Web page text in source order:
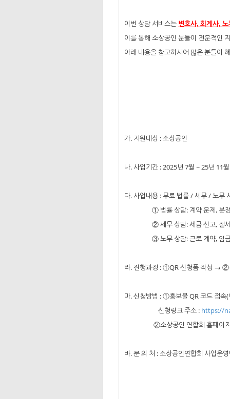
이번 상담 서비스는 변호사, 회계사,
이를 통해 소상공인 분들이 전문적인
아래 내용을 참고하시어 많은 분들이
가. 지원대상 : 소상공인
나. 사업기간 : 2025년 7월 ~ 25년 11
다. 사업내용 : 무료 법률 / 세무 / 노무
① 법률 상담: 계약 문제, 분
②세무 상담: 세금 신고, 절
③노무 상담: 근로 계약, 임
라. 진행과정 :①QR 신청폼 작성 → ②
마. 신청방법 : ①홍보물 QR 코드 접
신청링크 주소 : https://
②소상공인 연합회 홈페이지
바. 문 의 처 : 소상공인연합회 사업운